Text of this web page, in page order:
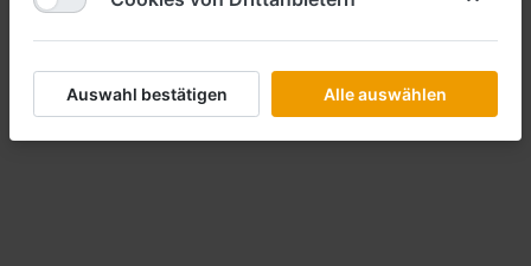
Auswahl bestätigen Alle auswählen